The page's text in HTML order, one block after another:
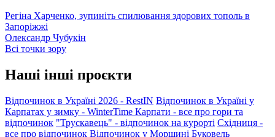
Регіна Харченко, зупиніть спилювання здорових тополь в
Запоріжжі
Олександр Чубукін
Всі точки зору
Наші інші проєкти
Відпочинок в Україні 2026 - RestIN Відпочинок в Україні у
Карпатах у зимку - WinterTime Карпати - все про гори та
відпочинок "Трускавець" - відпочинок на курорті Східниця -
все про відпочинок Відпочинок у Моршині Буковель